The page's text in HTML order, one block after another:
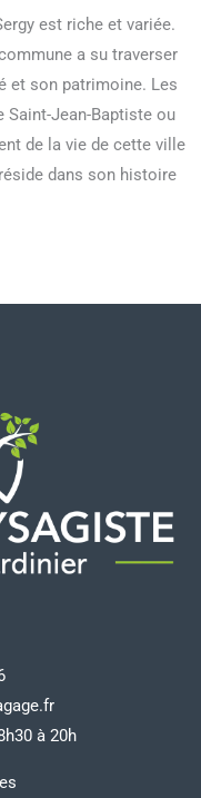
est riche et variée.
a su traverser
et son patrimoine. Les
Saint-Jean-Baptiste ou
de la vie de cette ville
dans son histoire
à 20h